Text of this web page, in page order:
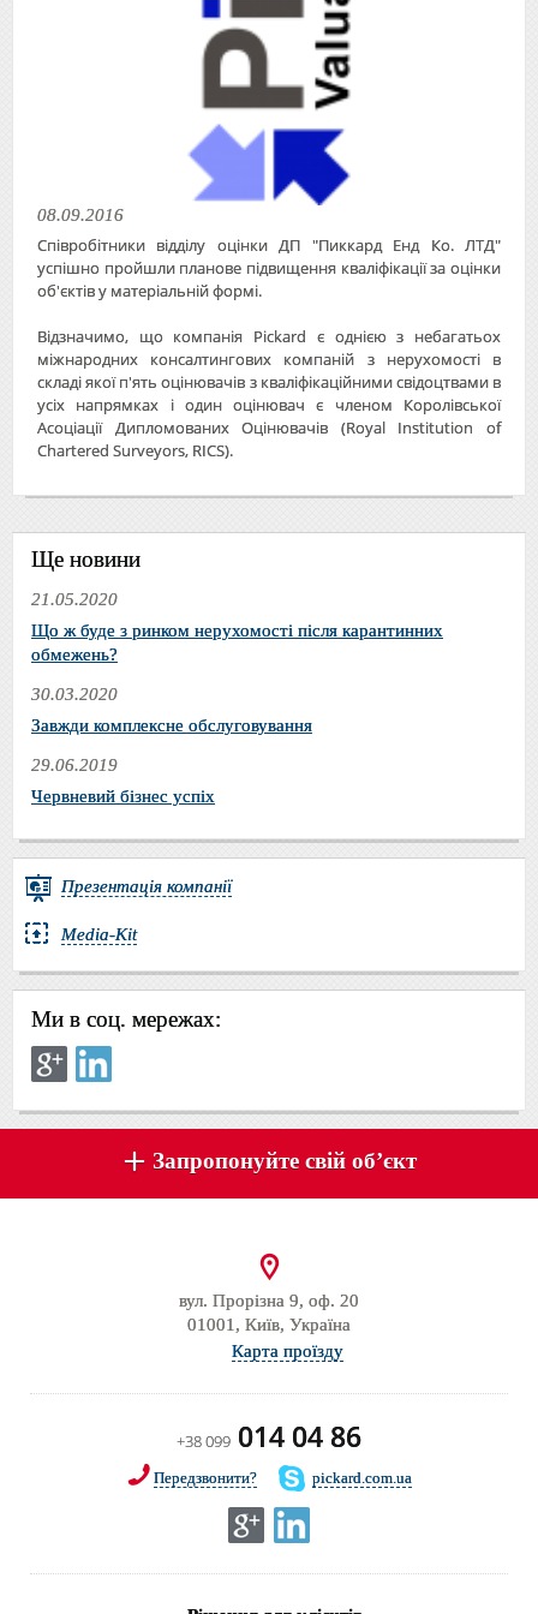
08.09.2016
Співробітники відділу оцінки ДП "Пиккард Енд Ко. ЛТД"
успішно пройшли планове підвищення кваліфікації за оцінки
об'єктів у матеріальній формі.
Відзначимо, що компанія Pickard є однією з небагатьох
міжнародних консалтингових компаній з нерухомості в
складі якої п'ять оцінювачів з кваліфікаційними свідоцтвами в
усіх напрямках і один оцінювач є членом Королівської
Асоціації Дипломованих Оцінювачів (Royal Institution of
Chartered Surveyors, RICS).
Ще новини
21.05.2020
Що ж буде з ринком нерухомості після карантинних
обмежень?
30.03.2020
Завжди комплексне обслуговування
29.06.2019
Червневий бізнес успіх
Презентація компанії
Media-Kit
Ми в соц. мережах:
Запропонуйте свій об’єкт
вул. Прорізна 9, оф. 20
01001, Київ, Україна
Карта проїзду
+38 099 014 04 86
Передзвонити? pickard.com.ua